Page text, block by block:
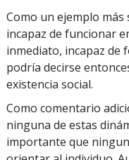
Como un ejemplo
incapaz de funcionar
inmediato, incapaz de
podría decirse
existencia social.
Como comentario
ninguna de estas
importante que